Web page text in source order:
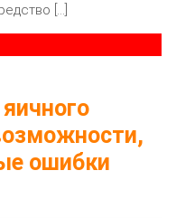
[…]
ошибки